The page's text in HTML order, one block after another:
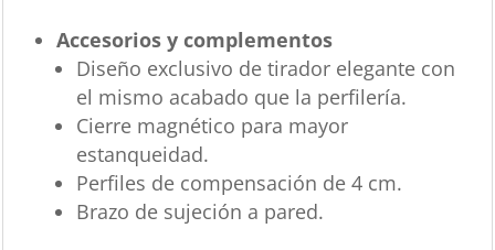
Accesorios y complementos
Diseño exclusivo de tirador elegante con
el mismo acabado que la perfilería.
Cierre magnético para mayor
estanqueidad.
Perfiles de compensación de 4 cm.
Brazo de sujeción a pared.